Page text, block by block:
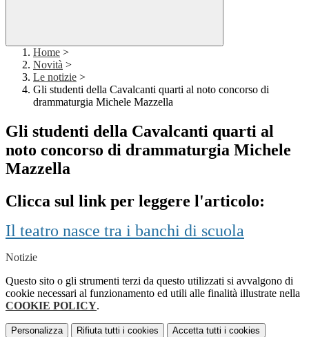
Home >
Novità >
Le notizie >
Gli studenti della Cavalcanti quarti al noto concorso di
drammaturgia Michele Mazzella
Gli studenti della Cavalcanti quarti al
noto concorso di drammaturgia Michele
Mazzella
Clicca sul link per leggere l'articolo:
Il teatro nasce tra i banchi di scuola
Notizie
Questo sito o gli strumenti terzi da questo utilizzati si avvalgono di
cookie necessari al funzionamento ed utili alle finalità illustrate nella
COOKIE POLICY.
Personalizza Rifiuta tutti i cookies Accetta tutti i cookies